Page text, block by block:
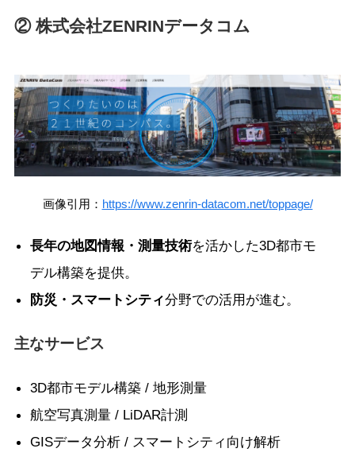
② 株式会社ZENRINデータコム
画像引用： https://www.zenrin-datacom.net/toppage/
長年の地図情報・測量技術を活かした3D都市モ
デル構築を提供。
防災・スマートシティ分野での活用が進む。
主なサービス
3D都市モデル構築 / 地形測量
航空写真測量 / LiDAR計測
GISデータ分析 / スマートシティ向け解析